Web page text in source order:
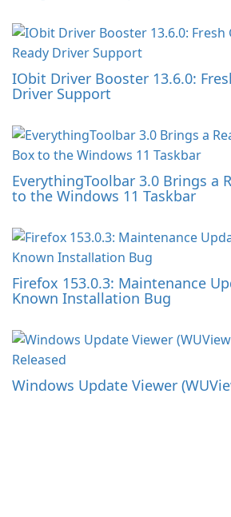
IObit Driver Booster 13.6.0:
Driver Support
EverythingToolbar 3.0 Brings a
to the Windows 11 Taskbar
Firefox 153.0.3: Maintenance
Known Installation Bug
Windows Update Viewer